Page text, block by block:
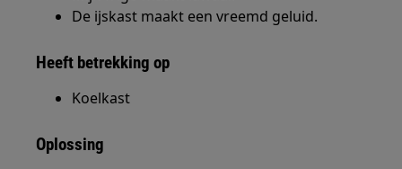
De ijskast maakt een vreemd geluid.
Heeft betrekking op
Koelkast
Oplossing